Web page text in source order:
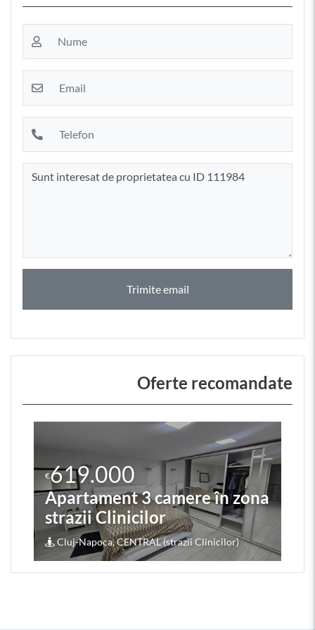
Trimite email
Oferte recomandate
€619.000
Apartament 3 camere în zona
strazii Clinicilor
Cluj-Napoca, CENTRAL (strazii Clinicilor)